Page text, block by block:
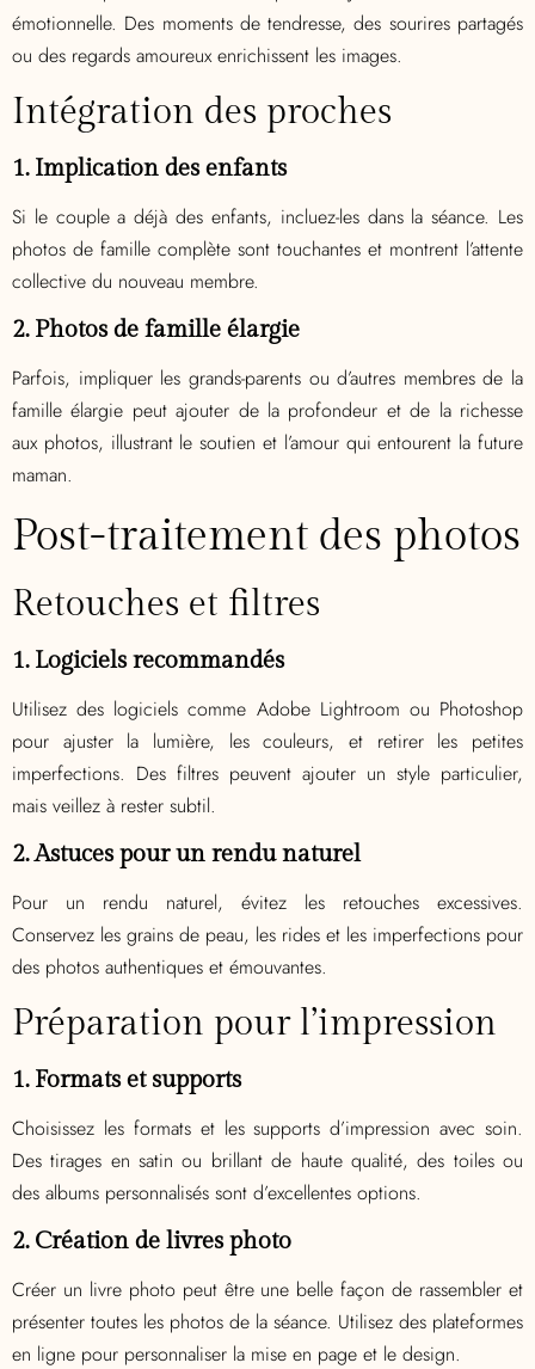
émotionnelle. Des moments de tendresse, des sourires partagés
ou des regards amoureux enrichissent les images.
Intégration des proches
1. Implication des enfants
Si le couple a déjà des enfants, incluez-les dans la séance. Les
photos de famille complète sont touchantes et montrent l’attente
collective du nouveau membre.
2. Photos de famille élargie
Parfois, impliquer les grands-parents ou d’autres membres de la
famille élargie peut ajouter de la profondeur et de la richesse
aux photos, illustrant le soutien et l’amour qui entourent la future
maman.
Post-traitement des photos
Retouches et filtres
1. Logiciels recommandés
Utilisez des logiciels comme Adobe Lightroom ou Photoshop
pour ajuster la lumière, les couleurs, et retirer les petites
imperfections. Des filtres peuvent ajouter un style particulier,
mais veillez à rester subtil.
2. Astuces pour un rendu naturel
Pour un rendu naturel, évitez les retouches excessives.
Conservez les grains de peau, les rides et les imperfections pour
des photos authentiques et émouvantes.
Préparation pour l’impression
1. Formats et supports
Choisissez les formats et les supports d’impression avec soin.
Des tirages en satin ou brillant de haute qualité, des toiles ou
des albums personnalisés sont d’excellentes options.
2. Création de livres photo
Créer un livre photo peut être une belle façon de rassembler et
présenter toutes les photos de la séance. Utilisez des plateformes
en ligne pour personnaliser la mise en page et le design.